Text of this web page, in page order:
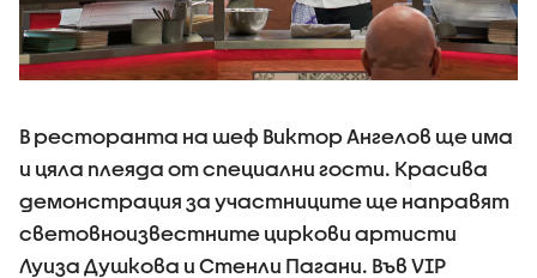
В ресторанта на шеф Виктор Ангелов ще има
и цяла плеяда от специални гости. Красива
демонстрация за участниците ще направят
световноизвестните циркови артисти
Луиза Душкова и Стенли Пагани. Във VIP